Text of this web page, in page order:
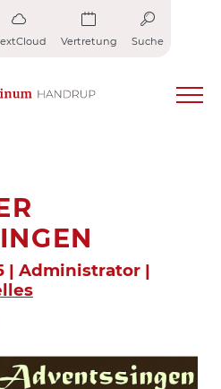
Vertretung Suche
| Administrator |